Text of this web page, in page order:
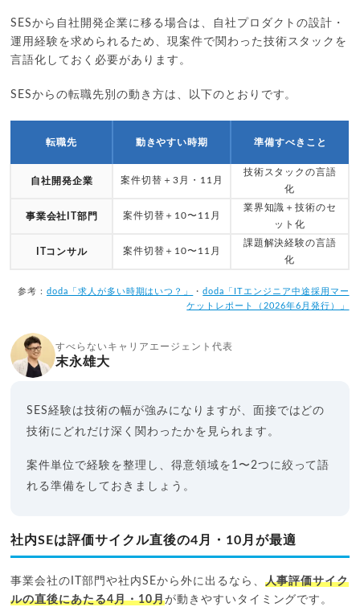
SESから自社開発企業に移る場合は、自社プロダクトの設計・
運用経験を求められるため、現案件で関わった技術スタックを
言語化しておく必要があります。
SESからの転職先別の動き方は、以下のとおりです。
転職先 動きやすい時期 準備すべきこと
自社開発企業 案件切替＋3月・11月
技術スタックの言語
化
事業会社IT部門 案件切替＋10〜11月
業界知識＋技術のセ
ット化
ITコンサル 案件切替＋10〜11月
課題解決経験の言語
化
参考： doda「求人が多い時期はいつ？」 ・doda「ITエンジニア中途採用マー
ケットレポート（2026年6月発行）」
すべらないキャリアエージェント代表
末永雄大
SES経験は技術の幅が強みになりますが、面接ではどの
技術にどれだけ深く関わったかを見られます。
案件単位で経験を整理し、得意領域を1〜2つに絞って語
れる準備をしておきましょう。
社内SEは評価サイクル直後の4月・10月が最適
事業会社のIT部門や社内SEから外に出るなら、 人事評価サイク
ルの直後にあたる4月・10月が動きやすいタイミングです。